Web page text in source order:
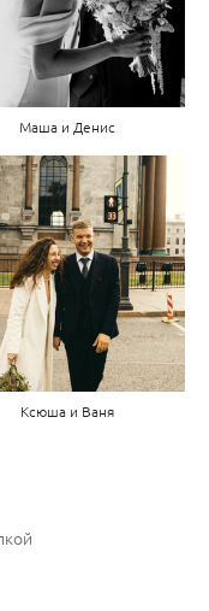
Маша и Денис
Ксюша и Ваня